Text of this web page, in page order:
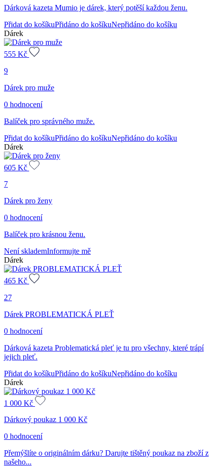
Dárková kazeta Mumio je dárek, který potěší každou ženu.
Přidat do košíkuPřidáno do košíkuNepřidáno do košíku
Dárek
555 Kč
9
Dárek pro muže
0 hodnocení
Balíček pro správného muže.
Přidat do košíkuPřidáno do košíkuNepřidáno do košíku
Dárek
605 Kč
7
Dárek pro ženy
0 hodnocení
Balíček pro krásnou ženu.
Není sklademInformujte mě
Dárek
465 Kč
27
Dárek PROBLEMATICKÁ PLEŤ
0 hodnocení
Dárková kazeta Problematická pleť je tu pro všechny, které trápí
jejich pleť.
Přidat do košíkuPřidáno do košíkuNepřidáno do košíku
Dárek
1 000 Kč
Dárkový poukaz 1 000 Kč
0 hodnocení
Přemýšlíte o originálním dárku? Darujte tištěný poukaz na zboží z
našeho...